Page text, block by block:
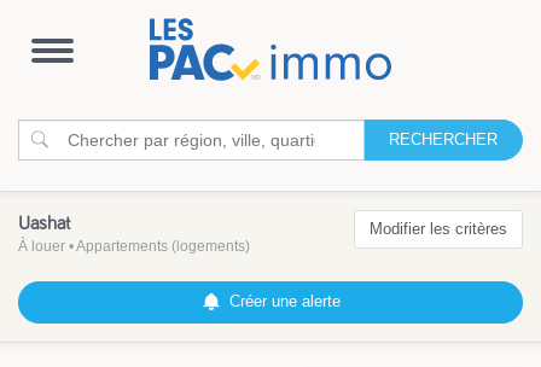
Ouvrir
RECHERCHER
Uashat
À louer •Appartements (logements)
Modifier les critères
Créer une alerte